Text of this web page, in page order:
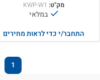
מק"ט: KWP-W1
במלאי
התחבר/י כדי לראות מחירים
1